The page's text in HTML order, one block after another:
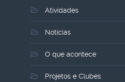
Atividades
Noticias
O que acontece
Projetos e Clubes